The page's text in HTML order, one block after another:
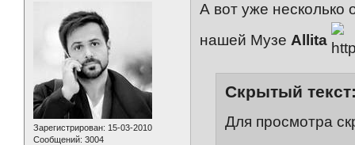
Зарегистрирован: 15-03-2010
Сообщений: 3004
А вот уже несколько
нашей МузеAllita
Скрытый
Для просмотра